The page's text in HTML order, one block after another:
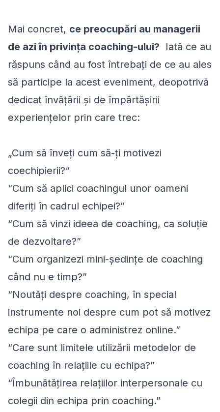
Mai concret, ce preocupări au managerii
de azi în privința coaching-ului? Iată ce au
răspuns când au fost întrebați de ce au ales
să participe la acest eveniment, deopotrivă
dedicat învățării și de împărtășirii
experiențelor prin care trec:
„Cum să înveți cum să-ți motivezi
coechipierii?“
“Cum să aplici coachingul unor oameni
diferiți în cadrul echipei?”
“Cum să vinzi ideea de coaching, ca soluție
de dezvoltare?”
“Cum organizezi mini-ședințe de coaching
când nu e timp?”
“Noutăți despre coaching, în special
instrumente noi despre cum pot să motivez
echipa pe care o administrez online.”
“Care sunt limitele utilizării metodelor de
coaching în relațiile cu echipa?”
“Îmbunătățirea relațiilor interpersonale cu
colegii din echipa prin coaching.”